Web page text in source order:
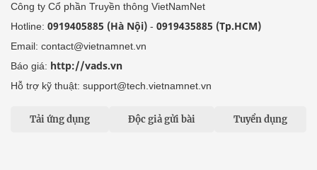
Công ty Cổ phần Truyền thông VietNamNet
Hotline: 0919405885 (Hà Nội) - 0919435885 (Tp.HCM)
Email: contact@vietnamnet.vn
Báo giá: http://vads.vn
Hỗ trợ kỹ thuật: support@tech.vietnamnet.vn
Tải ứng dụng Độc giả gửi bài Tuyển dụng